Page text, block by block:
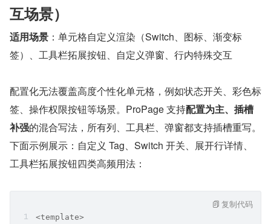
互场景）
适用场景 ：单元格自定义渲染（Switch、图标、渐变标
签）、工具栏拓展按钮、自定义弹窗、行内特殊交互
配置化无法覆盖高度个性化单元格，例如状态开关、彩色标
签、操作权限按钮等场景。ProPage 支持配置为主、插槽
补强的混合写法，所有列、工具栏、弹窗都支持插槽重写。
下面示例展示：自定义 Tag、Switch 开关、展开行详情、
工具栏拓展按钮四类高频用法：
<template>
复制代码